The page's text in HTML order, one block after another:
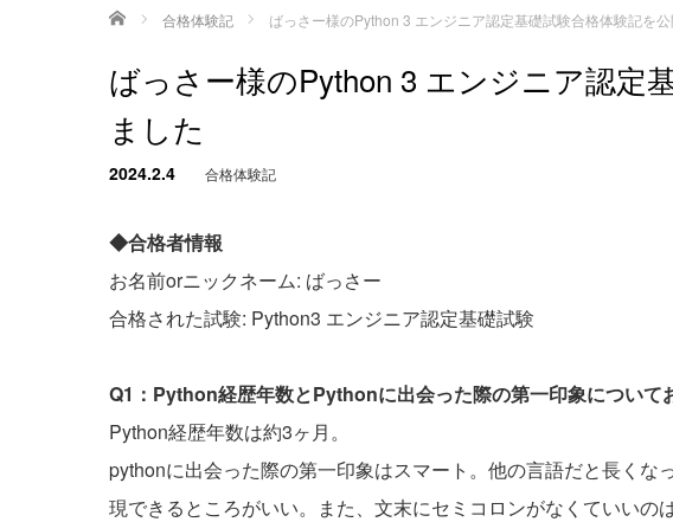
ホーム 合格体験記 ばっさー様のPython 3 エンジニア認定基礎試験合格体験記を
ばっさー様のPython 3 エンジニア認定
ました
2024.2.4 合格体験記
◆合格者情報
お名前orニックネーム: ばっさー
合格された試験: Python3 エンジニア認定基礎試験
Q1：Python経歴年数とPythonに出会った際の第一印象について
Python経歴年数は約3ヶ月。
pythonに出会った際の第一印象はスマート。他の言語だと長くな
現できるところがいい。また、文末にセミコロンがなくていいの